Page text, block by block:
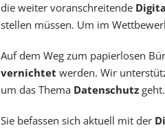
die weiter voranschreitende
stellen müssen. Um im
Auf dem Weg zum papierlosen
vernichtet werden. Wir
um das Thema Datenschutz geht.
Sie befassen sich aktuell mit der